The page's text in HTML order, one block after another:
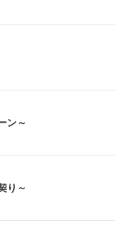
ン～
り～